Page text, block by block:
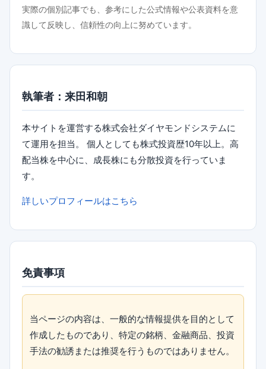
実際の個別記事でも、参考にした公式情報や公表資料を意
識して反映し、信頼性の向上に努めています。
執筆者：来田和朝
本サイトを運営する株式会社ダイヤモンドシステムに
て運用を担当。 個人としても株式投資歴10年以上。高
配当株を中心に、成長株にも分散投資を行っていま
す。
詳しいプロフィールはこちら
免責事項
当ページの内容は、一般的な情報提供を目的として
作成したものであり、特定の銘柄、金融商品、投資
手法の勧誘または推奨を行うものではありません。